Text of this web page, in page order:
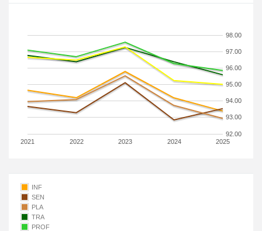
2021 2022 2023 2024 2025
92.00
93.00
94.00
95.00
96.00
97.00
98.00
INF
SEN
PLA
TRA
PROF